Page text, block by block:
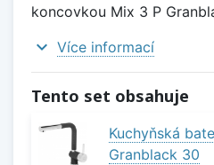
koncovkou Mix 3 P
expand_more Více informací
Tento set obsahuje
Kuchyňská
Granblack 30